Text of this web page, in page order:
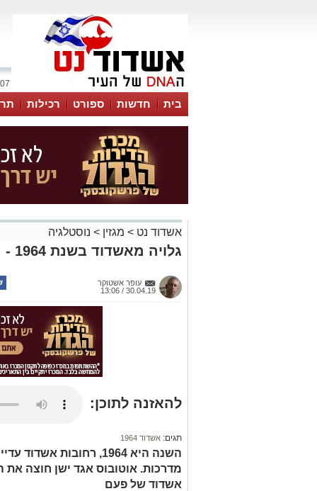
07 אוגוסט 2026 / 22:28
בית חדשות ספורט רכילות
אשדוד נט > מגזין > נוסטלגיה
גלויה מאשדוד בשנת 1964 - מזהים את הרחובות?
עופר אשטוקר
30.04.19 / 13:06
להאזנה לתוכן:
תגים: אשדוד 1964
השנה היא 1964, רחובות
מדרכות. אוטובוס אגד ישן חוצה
אשדוד של פעם